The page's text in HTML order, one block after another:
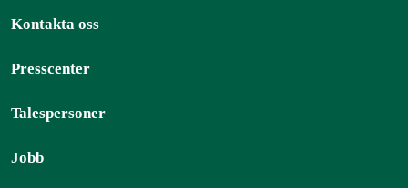
Kontakta oss
Presscenter
Talespersoner
Jobb